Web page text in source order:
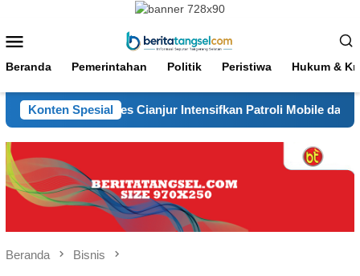
konten
Mobile
Beranda Pemerintahan Politik Peristiwa Hukum &
Konten Spesial
Aman, Polres Cianjur Intensifkan Patroli Mobile dan
Beranda Bisnis